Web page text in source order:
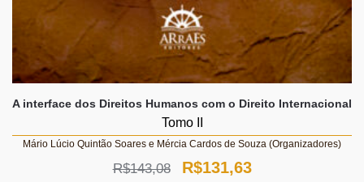
A interface dos Direitos Humanos com o Direito Internacional
Tomo II
Mário Lúcio Quintão Soares e Mércia Cardos de Souza (Organizadores)
R$143,08
O
R$131,63O